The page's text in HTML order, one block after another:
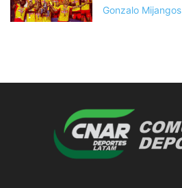
Gonzalo Mijangos